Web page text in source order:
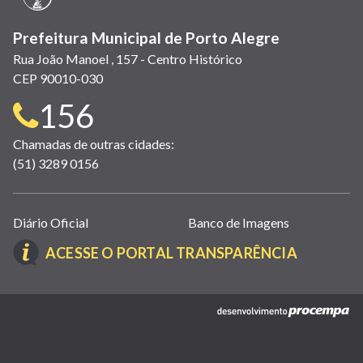
Prefeitura Municipal de Porto Alegre
Rua João Manoel , 157 - Centro Histórico
CEP 90010-030
Telefone
para
contato:
156
Chamadas de outras cidades:
(51) 3289 0156
Links
úteis
(abrem
nova
Diário Oficial Banco de Imagens
ACESSE O PORTAL TRANSPARÊNCIA(LINK
EM
NOVA